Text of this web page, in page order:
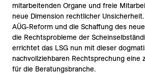
mitarbeitenden Organe und freie
neue Dimension rechtlicher
AÜG-Reform und die Schaffung des
die Rechtsprobleme der
errichtet das LSG nun mit dieser
nachvollziehbaren Rechtsprechung eine
für die Beratungsbranche.